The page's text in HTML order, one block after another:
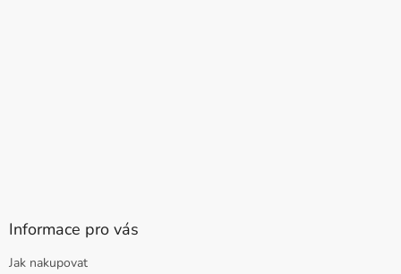
Informace pro vás
Jak nakupovat